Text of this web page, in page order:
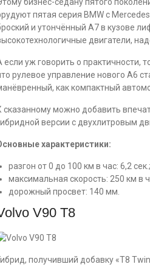
бизнес-седану пятого
пятая серия BMW с
и утончённый A7 в кузове
двигатели,
если уж говорить о практичности,
рулевое управление нового A6
как компактный
сказанному можно добавить
версии с двухлитровым
характеристики:
разгон от 0 до 100 км в час: 6,2 сек.;
максимальная скорость: 250 км в
дорожный просвет: 140 мм.
V90 T8
получивший добавку «T8